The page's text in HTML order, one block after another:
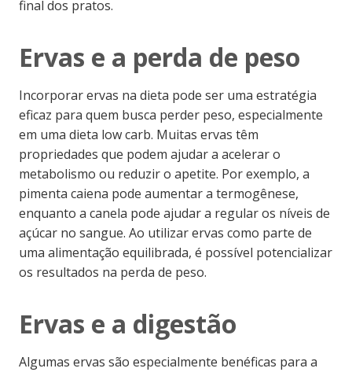
final dos pratos.
Ervas e a perda de peso
Incorporar ervas na dieta pode ser uma estratégia
eficaz para quem busca perder peso, especialmente
em uma dieta low carb. Muitas ervas têm
propriedades que podem ajudar a acelerar o
metabolismo ou reduzir o apetite. Por exemplo, a
pimenta caiena pode aumentar a termogênese,
enquanto a canela pode ajudar a regular os níveis de
açúcar no sangue. Ao utilizar ervas como parte de
uma alimentação equilibrada, é possível potencializar
os resultados na perda de peso.
Ervas e a digestão
Algumas ervas são especialmente benéficas para a